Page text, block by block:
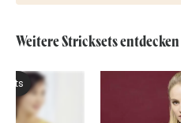
Weitere Stricksets entdecken